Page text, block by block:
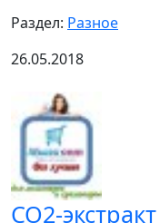
Раздел: Разное
26.05.2018
СО2-